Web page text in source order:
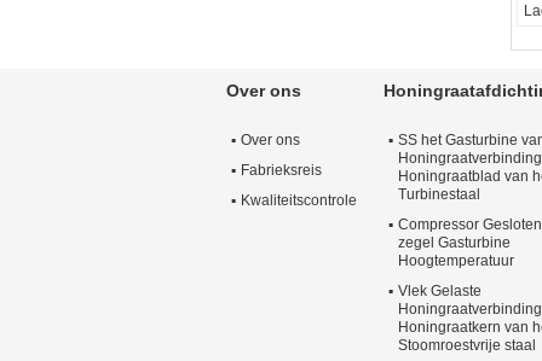
Over ons
Over ons
Fabrieksreis
Kwaliteitscontrole
SS het Gasturbine
Honingraatblad van
Turbinestaal
Compressor
zegel Gasturbine
Hoogtemperatuur
Vlek Gelaste
Honingraatkern van
Stoomroestvrije staal